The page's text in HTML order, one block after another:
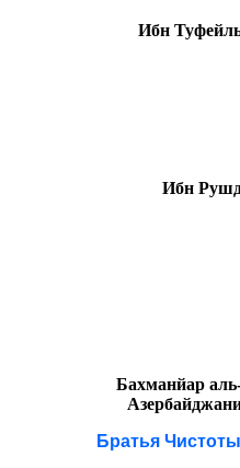
Ибн
Ибн
Бахманйар
Братья Чистоты